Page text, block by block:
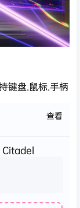
键盘.鼠标.手柄
查看